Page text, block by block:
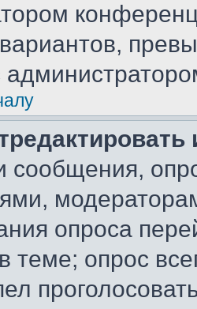
вариантов,
сообщения,
опроса
теме; опрос